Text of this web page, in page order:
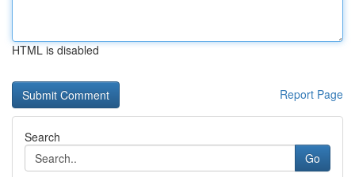
HTML is disabled
Report Page
Search
Go